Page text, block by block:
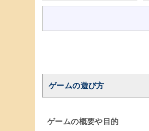
ゲームの遊び方
ゲームの概要や目的